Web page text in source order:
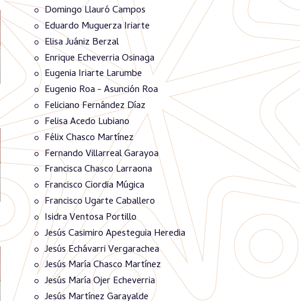
Domingo Llauró Campos
Eduardo Muguerza Iriarte
Elisa Juániz Berzal
Enrique Echeverria Osinaga
Eugenia Iriarte Larumbe
Eugenio Roa - Asunción Roa
Feliciano Fernández Díaz
Felisa Acedo Lubiano
Félix Chasco Martínez
Fernando Villarreal Garayoa
Francisca Chasco Larraona
Francisco Ciordia Múgica
Francisco Ugarte Caballero
Isidra Ventosa Portillo
Jesús Casimiro Apesteguia Heredia
Jesús Echávarri Vergarachea
Jesús María Chasco Martínez
Jesús María Ojer Echeverria
Jesús Martínez Garayalde